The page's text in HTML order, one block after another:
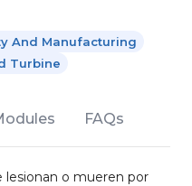
And Manufacturing
Turbine
FAQs
lesionan o mueren por